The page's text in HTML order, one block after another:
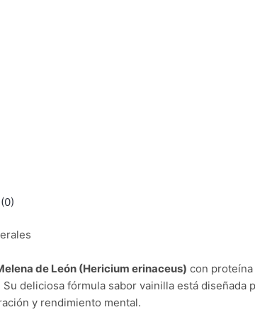
de León (Hericium erinaceus) con
deliciosa fórmula sabor vainilla está diseñada
y rendimiento mental.